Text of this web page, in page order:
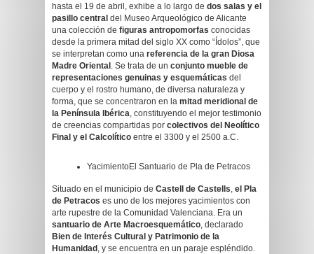
hasta el 19 de abril, exhibe a lo largo de dos salas y el
pasillo central del Museo Arqueológico de Alicante
una colección de figuras antropomorfas conocidas
desde la primera mitad del siglo XX como “Ídolos”, que
se interpretan como una referencia de la gran Diosa
Madre Oriental . Se trata de un conjunto mueble de
representaciones genuinas y esquemáticas del
cuerpo y el rostro humano, de diversa naturaleza y
forma, que se concentraron en la mitad meridional de
la Península Ibérica, constituyendo el mejor testimonio
de creencias compartidas por colectivos del Neolítico
Final y el Calcolítico entre el 3300 y el 2500 a.C.
YacimientoEl Santuario de Pla de Petracos
Situado en el municipio de Castell de Castells, el Pla
de Petracos es uno de los mejores yacimientos con
arte rupestre de la Comunidad Valenciana. Era un
santuario de Arte Macroesquemático, declarado
Bien de Interés Cultural y Patrimonio de la
Humanidad , y se encuentra en un paraje espléndido.